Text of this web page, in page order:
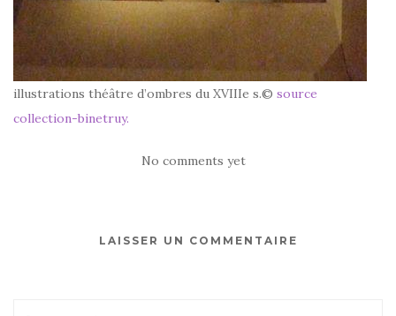
illustrations théâtre d’ombres du XVIIIe s.© source
collection-binetruy.
No comments yet
LAISSER UN COMMENTAIRE